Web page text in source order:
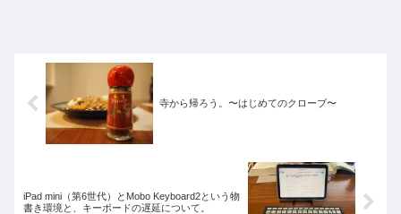
寺から帰ろう。〜はじめてのクローブ〜
iPad mini（第6世代）とMobo Keyboard2という物
書き環境と、キーボードの遅延について。